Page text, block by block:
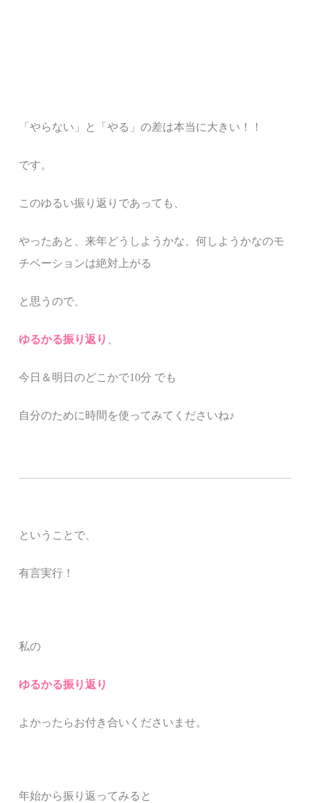
「やらない」と「やる」の差は本当に大きい！！
です。
このゆるい振り返りであっても、
やったあと、来年どうしようかな、何しようかなのモ
チベーションは絶対上がる
と思うので、
ゆるかる振り返り
今日＆明日のどこかで10分 でも
自分のために時間を使ってみてくださいね♪
ということで、
有言実行！
私の
ゆるかる振り返り
よかったらお付き合いくださいませ。
年始から振り返ってみると